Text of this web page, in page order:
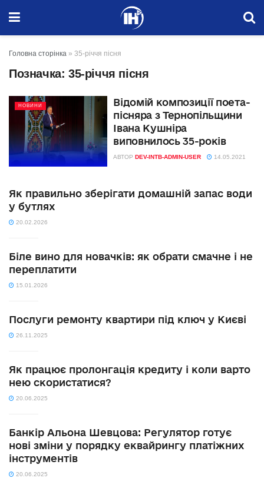
Головна сторінка » 35-річчя пісня
Позначка: 35-річчя пісня
НОВИНИ
Відомій композиції поета-
пісняра з Тернопільщини
Івана Кушніра
виповнилось 35-років
АВТОР DEV-INTB-ADMIN-USER 14.05.2021
Як правильно зберігати домашній запас води
у бутлях
20.02.2026
Біле вино для новачків: як обрати смачне і не
переплатити
15.01.2026
Послуги ремонту квартири під ключ у Києві
26.11.2025
Як працює пролонгація кредиту і коли варто
нею скористатися?
20.06.2025
Банкір Альона Шевцова: Регулятор готує
нові зміни у порядку еквайрингу платіжних
інструментів
20.06.2025